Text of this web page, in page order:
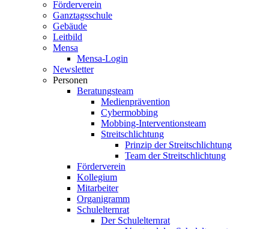
Förderverein
Ganztagsschule
Gebäude
Leitbild
Mensa
Mensa-Login
Newsletter
Personen
Beratungsteam
Medienprävention
Cybermobbing
Mobbing-Interventionsteam
Streitschlichtung
Prinzip der Streitschlichtung
Team der Streitschlichtung
Förderverein
Kollegium
Mitarbeiter
Organigramm
Schulelternrat
Der Schulelternrat